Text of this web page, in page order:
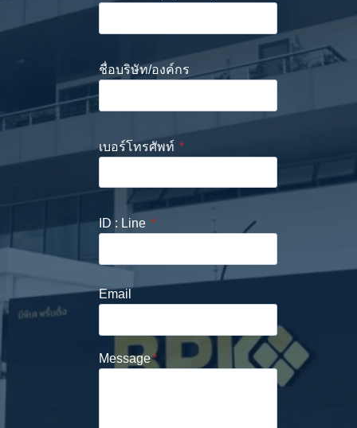
ชื่อบริษัท/องค์กร
เบอร์โทรศัพท์ *
ID : Line *
Email
Message*